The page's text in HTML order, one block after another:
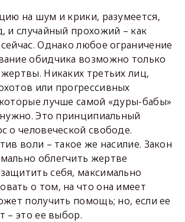
на шум и крики, разумеется,
и случайный прохожий – как
Однако любое ограничение
обидчика возможно только
Никаких третьих лиц,
или прогрессивных
лучше самой «дуры-бабы»
Это принципиальный
о человеческой свободе.
воли – такое же насилие. Закон
облегчить жертве
себя, максимально
о том, на что она имеет
получить помощь; но, если ее
– это ее выбор.